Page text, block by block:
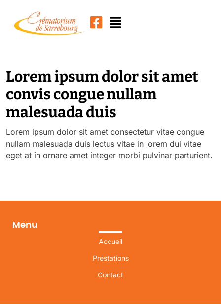
Lorem ipsum dolor sit amet
convis congue nullam
malesuada duis
Lorem ipsum dolor sit amet consectetur vitae congue
nullam malesuada duis lectus vitae in lorem dui vitae
eget at in ornare amet integer morbi pulvinar parturient.
Menu
Accueil
Prestations
Contact